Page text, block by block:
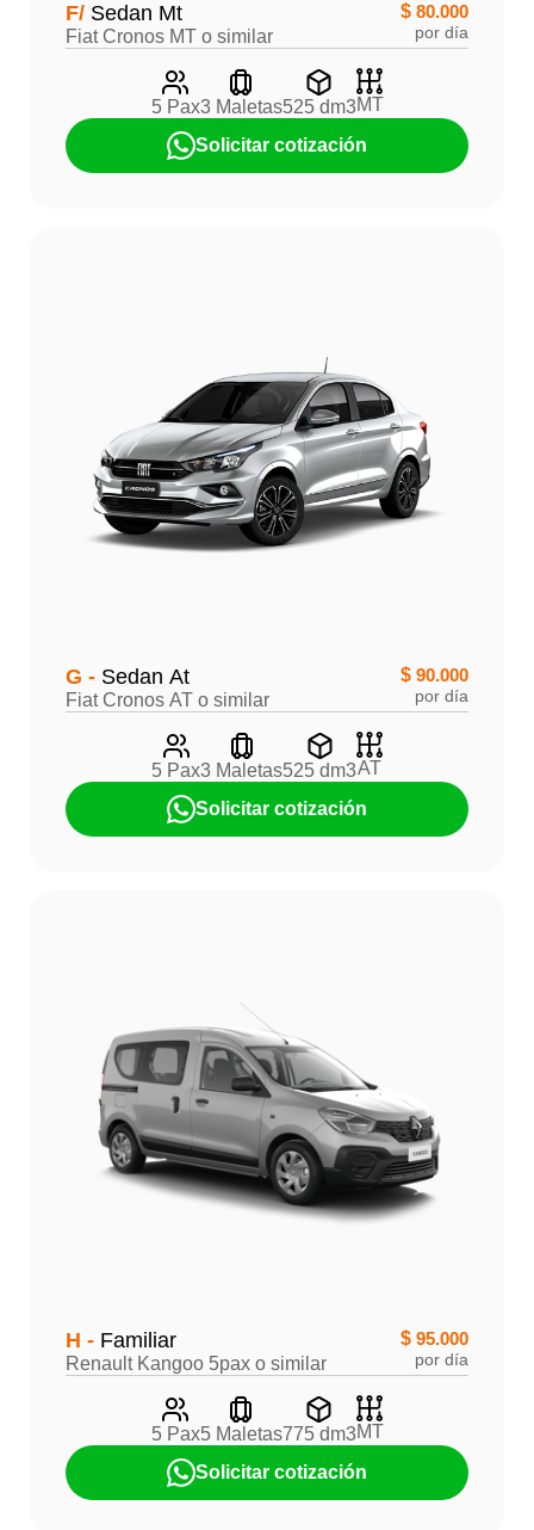
F/ Sedan Mt
Fiat Cronos MT o similar
$ 80.000
por día
5 Pax3 Maletas525 dm3MT
Solicitar cotización
G - Sedan At
Fiat Cronos AT o similar
$ 90.000
por día
5 Pax3 Maletas525 dm3AT
Solicitar cotización
H - Familiar
Renault Kangoo 5pax o similar
$ 95.000
por día
5 Pax5 Maletas775 dm3MT
Solicitar cotización